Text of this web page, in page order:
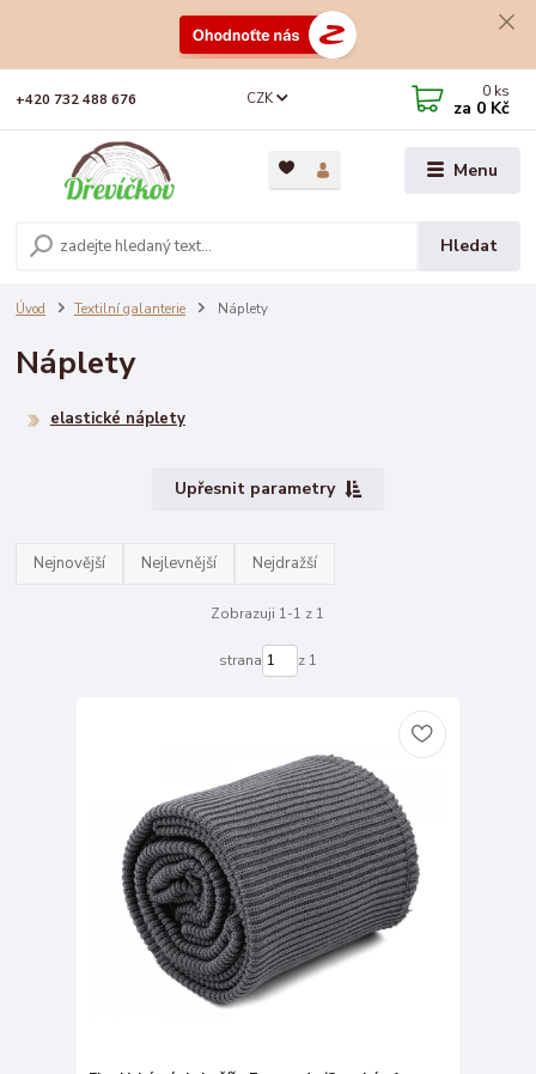
Menu
CZK
Hledat
+420 732 488 676 0 ks
za 0 Kč
Úvod Textilní galanterie Náplety
Náplety
elastické náplety
Upřesnit parametry
Nejnovější Nejlevnější Nejdražší
Zobrazuji 1-1 z 1
strana z 1